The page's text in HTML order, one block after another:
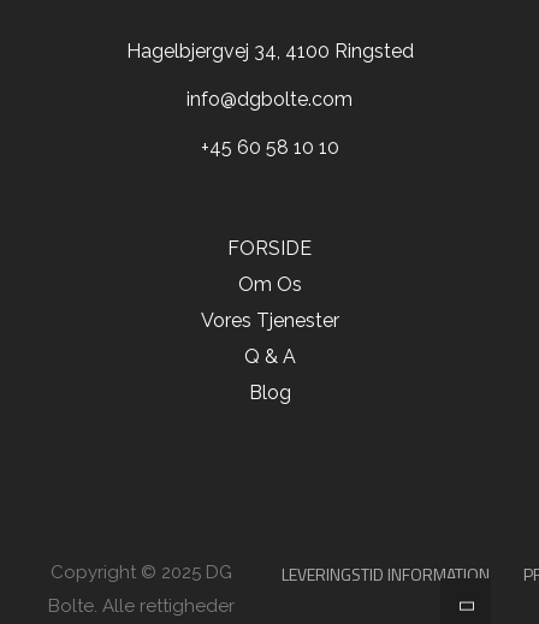
Hagelbjergvej 34, 4100 Ringsted
info@dgbolte.com
+45 60 58 10 10
FORSIDE
Om Os
Vores Tjenester
Q & A
Blog
Copyright © 2025 DG
Bolte. Alle rettigheder
LEVERINGSTID INFORMATION